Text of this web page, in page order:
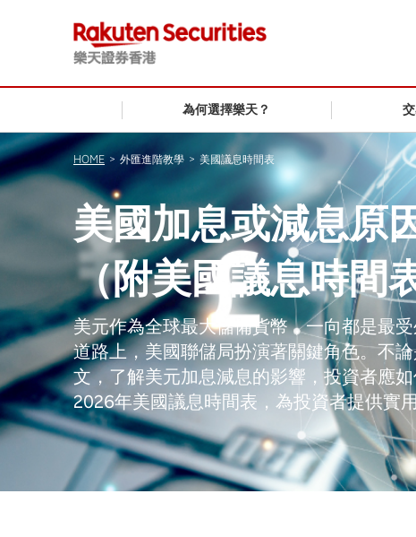
為何選擇樂天？
HOME > 外匯進階教學 > 美國議息時間表
美國加息或減息原
（附美國議息時間
美元作為全球最大儲備貨幣，一向都是最
道路上，美國聯儲局扮演著關鍵角色。不
文，了解美元加息減息的影響，投資者應
2026年美國議息時間表，為投資者提供實